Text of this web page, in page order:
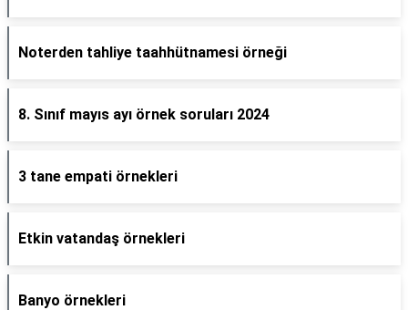
Noterden tahliye taahhütnamesi örneği
8. Sınıf mayıs ayı örnek soruları 2024
3 tane empati örnekleri
Etkin vatandaş örnekleri
Banyo örnekleri